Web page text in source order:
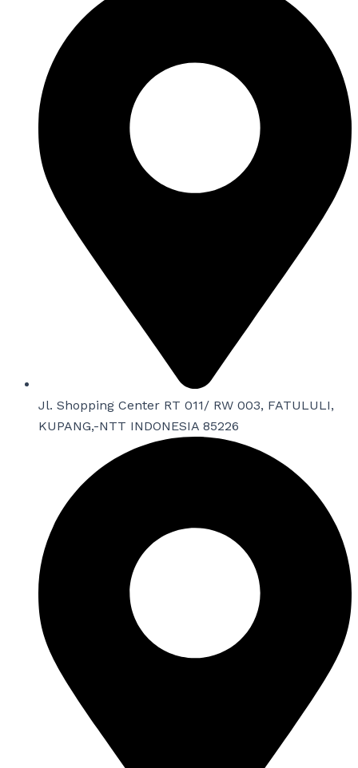
Jl. Shopping Center RT 011/ RW 003, FATULULI,
KUPANG,-NTT INDONESIA 85226